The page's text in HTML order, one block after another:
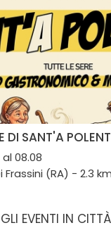
DI SANT'A
08.08
Frassini (RA) - 2.3 km
EVENTI IN CITTÀ